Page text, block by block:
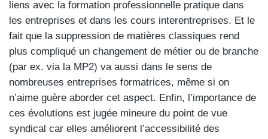
liens avec la formation professionnelle pratique dans
les entreprises et dans les cours interentreprises. Et le
fait que la suppression de matières classiques rend
plus compliqué un changement de métier ou de branche
(par ex. via la MP2) va aussi dans le sens de
nombreuses entreprises formatrices, même si on
n’aime guère aborder cet aspect. Enfin, l’importance de
ces évolutions est jugée mineure du point de vue
syndical car elles améliorent l’accessibilité des